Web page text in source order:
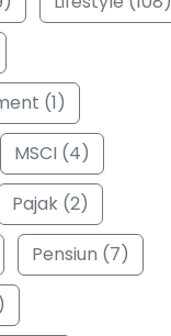
(1)
MSCI (4)
Pajak (2)
Pensiun (7)